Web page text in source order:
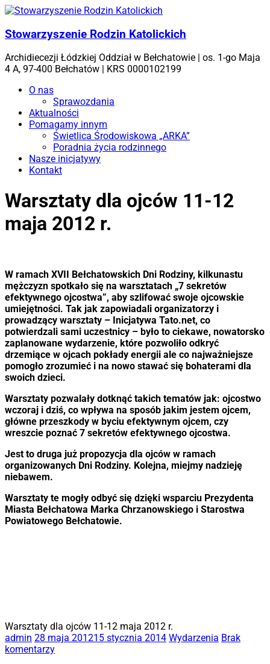
Skip
content
Stowarzyszenie Rodzin Katolickich
Archidiecezji Łódzkiej Oddział w Bełchatowie | os. 1-go Maja
4 A, 97-400 Bełchatów | KRS 0000102199
Menu
O nas
Sprawozdania
Aktualności
Pomagamy innym
Świetlica Środowiskowa „ARKA”
Poradnia życia rodzinnego
Nasze inicjatywy
Kontakt
Warsztaty dla ojców 11-12
maja 2012 r.
W ramach XVII Bełchatowskich Dni Rodziny, kilkunastu
mężczyzn spotkało się na warsztatach „7 sekretów
efektywnego ojcostwa”, aby szlifować swoje ojcowskie
umiejętności. Tak jak zapowiadali organizatorzy i
prowadzący warsztaty – Inicjatywa Tato.net, co
potwierdzali sami uczestnicy – było to ciekawe, nowatorsko
zaplanowane wydarzenie, które pozwoliło odkryć
drzemiące w ojcach pokłady energii ale co najważniejsze
pomogło zrozumieć i na nowo stawać się bohaterami dla
swoich dzieci.
Warsztaty pozwalały dotknąć takich tematów jak: ojcostwo
wczoraj i dziś, co wpływa na sposób jakim jestem ojcem,
główne przeszkody w byciu efektywnym ojcem, czy
wreszcie poznać 7 sekretów efektywnego ojcostwa.
Jest to druga już propozycja dla ojców w ramach
organizowanych Dni Rodziny. Kolejna, miejmy nadzieję
niebawem.
Warsztaty te mogły odbyć się dzięki wsparciu Prezydenta
Miasta Bełchatowa Marka Chrzanowskiego i Starostwa
Powiatowego Bełchatowie.
Warsztaty dla ojców 11-12 maja 2012 r.
admin 28 maja 201215 stycznia 2014 Wydarzenia Brak
komentarzy